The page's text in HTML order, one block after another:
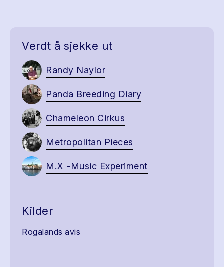
Verdt å sjekke ut
Randy Naylor
Panda Breeding Diary
Chameleon Cirkus
Metropolitan Pieces
M.X -Music Experiment
Kilder
Rogalands avis